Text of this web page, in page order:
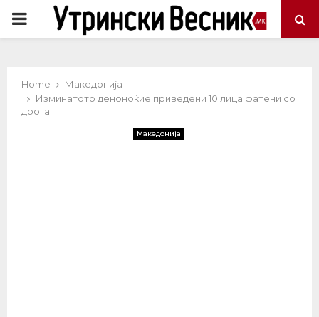
PRIMARY
Home
Македонија
Изминатото деноноќие приведени 10 лица фатени со
дрога
Македонија